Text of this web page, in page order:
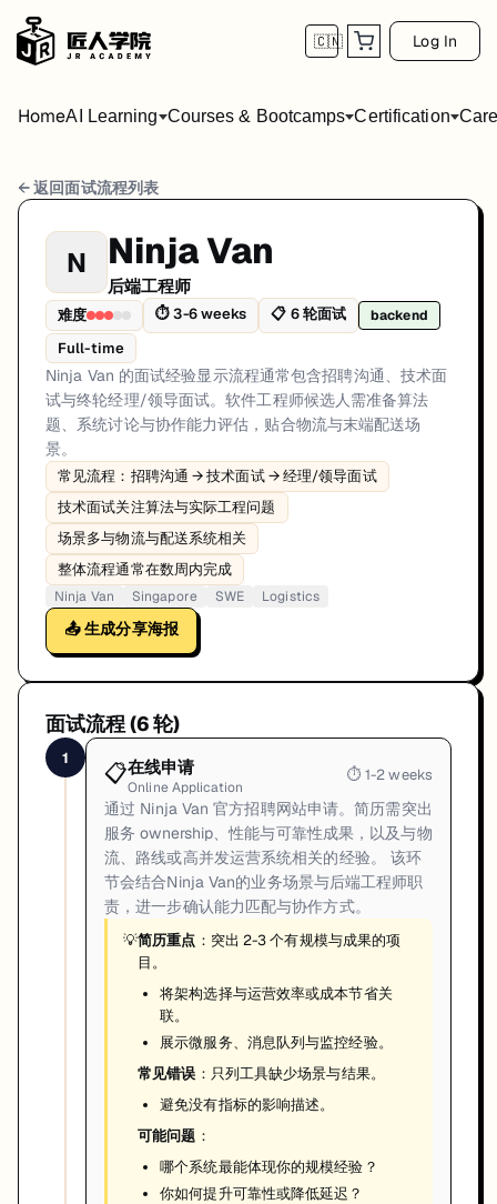
🇨🇳 Log In
HomeAI Learning Courses & Bootcamps Certification
Ninja Van 后端工程师 面试流程
岗位方向: backend
Ninja Van 的面试经验显示流程通常包含招聘沟通、技术面试与终轮经
Ninja Van的后端工程师面试共6轮，以下是每轮面试的详细流程和准备
第1轮 (1-2 weeks): 通过 Ninja Van 官方招聘网站申请。简历需
面试亮点: 常见流程：招聘沟通 → 技术面试 → 经理/领导面试、技术面
标签: Ninja Van, Singapore, SWE, Logistics
← 返回面试流程列表
N Ninja Van
后端工程师
难度 ⏱3-6 weeks 📋 6轮面试 backend
Full-time
Ninja Van 的面试经验显示流程通常包含招聘沟通、技术面
试与终轮经理/领导面试。软件工程师候选人需准备算法
题、系统讨论与协作能力评估，贴合物流与末端配送场
景。
常见流程：招聘沟通 → 技术面试 → 经理/领导面试
技术面试关注算法与实际工程问题
场景多与物流与配送系统相关
整体流程通常在数周内完成
Ninja Van Singapore SWE
Logistics
📤 生成分享海报
面试流程 (6轮)
1
📋在线申请
Online Application
⏱1-2 weeks
通过 Ninja Van 官方招聘网站申请。简历需突出
服务 ownership、性能与可靠性成果，以及与物
流、路线或高并发运营系统相关的经验。 该环
节会结合Ninja Van的业务场景与后端工程师职
责，进一步确认能力匹配与协作方式。
💡简历重点 ：突出 2-3 个有规模与成果的项
目。
将架构选择与运营效率或成本节省关
联。
展示微服务、消息队列与监控经验。
常见错误 ：只列工具缺少场景与结果。
避免没有指标的影响描述。
可能问题 ：
哪个系统最能体现你的规模经验？
你如何提升可靠性或降低延迟？